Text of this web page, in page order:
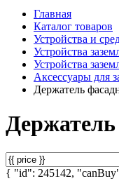
Главная
Каталог товаров
Устройства и
Устройства
Устройства
Аксессуары для
Держатель
{ "id": 245142,